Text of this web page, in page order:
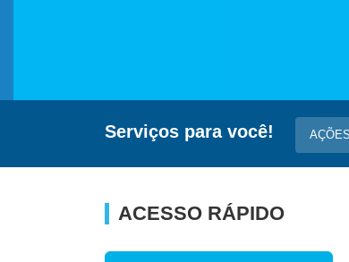
Serviços para você! AÇÕES
ACESSO RÁPIDO